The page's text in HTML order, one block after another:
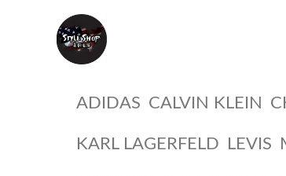
ADIDAS CALVIN KLEIN
KARL LAGERFELD LEVIS